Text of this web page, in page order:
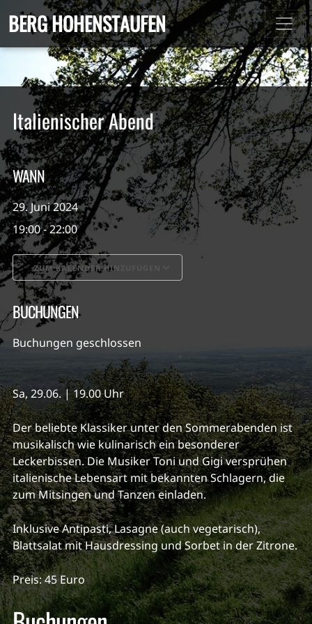
BERG HOHENSTAUFEN
Italienischer Abend
WANN
29. Juni 2024
19:00 - 22:00
ZUM KALENDER HINZUFÜGEN
ICS herunterladen
BUCHUNGEN
Buchungen geschlossen
Sa, 29.06. | 19.00 Uhr
Der beliebte Klassiker unter den Sommerabenden ist
musikalisch wie kulinarisch ein besonderer
Leckerbissen. Die Musiker Toni und Gigi versprühen
italienische Lebensart mit bekannten Schlagern, die
zum Mitsingen und Tanzen einladen.
Inklusive Antipasti, Lasagne (auch vegetarisch),
Blattsalat mit Hausdressing und Sorbet in der Zitrone.
Preis: 45 Euro